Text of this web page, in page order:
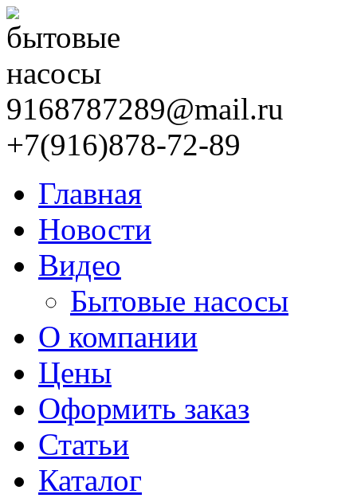
9168787289@mail.ru
+7(916)878-72-89
Главная
Новости
Видео
Бытовые насосы
О компании
Цены
Оформить заказ
Статьи
Каталог